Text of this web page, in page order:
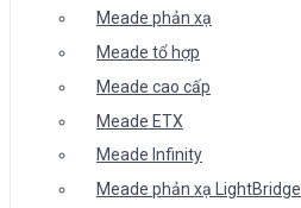
Meade phản xạ
Meade tổ hợp
Meade cao cấp
Meade ETX
Meade Infinity
Meade phản xạ LightBridge